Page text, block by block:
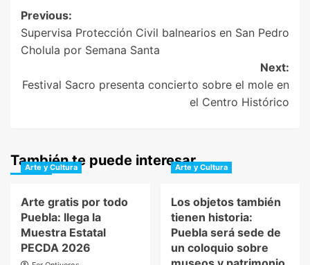
Post
navigation
Previous:
Supervisa Protección Civil balnearios en San Pedro
Cholula por Semana Santa
Next:
Festival Sacro presenta concierto sobre el mole en
el Centro Histórico
También te puede interesar
Arte y Cultura
Arte gratis por todo
Puebla: llega la
Muestra Estatal
PECDA 2026
Arte y Cultura
Los objetos también
tienen historia:
Puebla será sede de
un coloquio sobre